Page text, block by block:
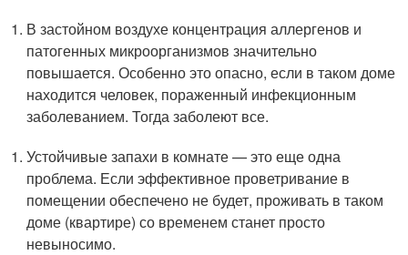
В застойном воздухе концентрация аллергенов и
патогенных микроорганизмов значительно
повышается. Особенно это опасно, если в таком доме
находится человек, пораженный инфекционным
заболеванием. Тогда заболеют все.
Устойчивые запахи в комнате — это еще одна
проблема. Если эффективное проветривание в
помещении обеспечено не будет, проживать в таком
доме (квартире) со временем станет просто
невыносимо.